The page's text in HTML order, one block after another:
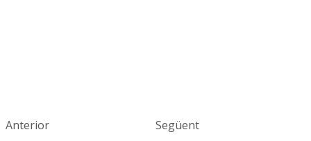
Anterior Següent